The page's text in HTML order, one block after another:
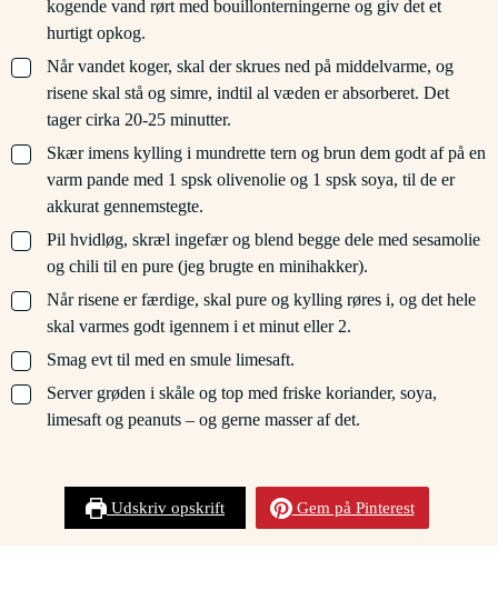
kogende vand rørt med bouillonterningerne og giv det et
hurtigt opkog.
▢
Når vandet koger, skal der skrues ned på middelvarme, og
risene skal stå og simre, indtil al væden er absorberet. Det
tager cirka 20-25 minutter.
▢
Skær imens kylling i mundrette tern og brun dem godt af på en
varm pande med 1 spsk olivenolie og 1 spsk soya, til de er
akkurat gennemstegte.
▢
Pil hvidløg, skræl ingefær og blend begge dele med sesamolie
og chili til en pure (jeg brugte en minihakker).
▢
Når risene er færdige, skal pure og kylling røres i, og det hele
skal varmes godt igennem i et minut eller 2.
▢
Smag evt til med en smule limesaft.
▢
Server grøden i skåle og top med friske koriander, soya,
limesaft og peanuts – og gerne masser af det.
Udskriv opskrift Gem på Pinterest